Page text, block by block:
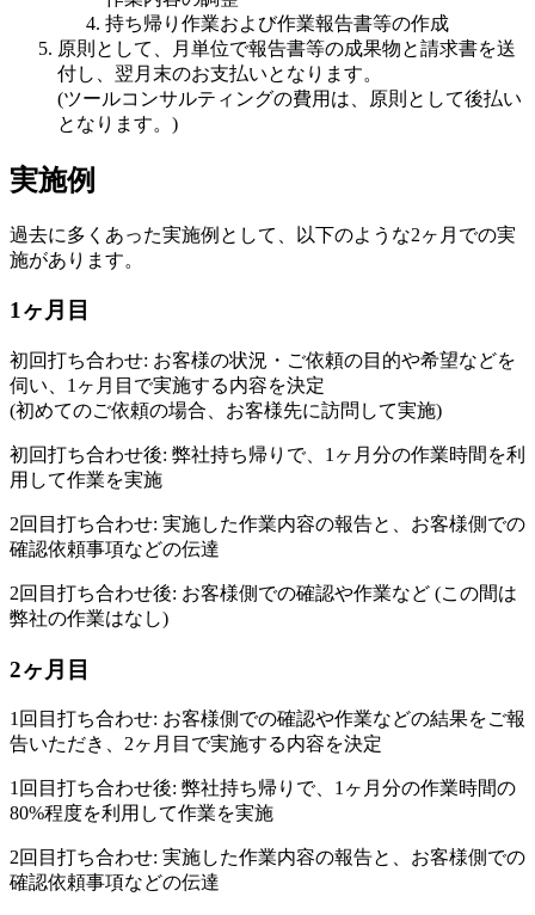
持ち帰り作業および作業報告書等の作成
原則として、月単位で報告書等の成果物と請求書を送
付し、翌月末のお支払いとなります。
(ツールコンサルティングの費用は、原則として後払い
となります。)
実施例
過去に多くあった実施例として、以下のような2ヶ月での実
施があります。
1ヶ月目
初回打ち合わせ: お客様の状況・ご依頼の目的や希望などを
伺い、1ヶ月目で実施する内容を決定
(初めてのご依頼の場合、お客様先に訪問して実施)
初回打ち合わせ後: 弊社持ち帰りで、1ヶ月分の作業時間を利
用して作業を実施
2回目打ち合わせ: 実施した作業内容の報告と、お客様側での
確認依頼事項などの伝達
2回目打ち合わせ後: お客様側での確認や作業など (この間は
弊社の作業はなし)
2ヶ月目
1回目打ち合わせ: お客様側での確認や作業などの結果をご報
告いただき、2ヶ月目で実施する内容を決定
1回目打ち合わせ後: 弊社持ち帰りで、1ヶ月分の作業時間の
80%程度を利用して作業を実施
2回目打ち合わせ: 実施した作業内容の報告と、お客様側での
確認依頼事項などの伝達